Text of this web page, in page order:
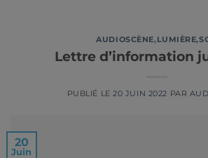
AUDIOSCÈNE,LUMIÈRE,
Lettre d’information
PUBLIÉ LE20 JUIN 2022 PAR
20
Juin